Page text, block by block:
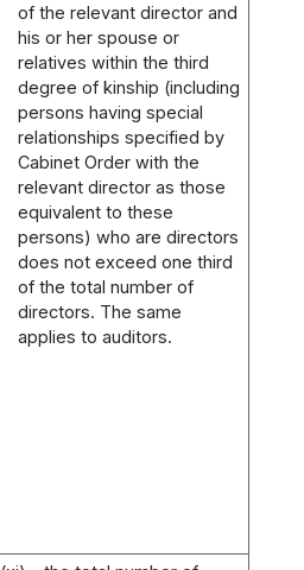
of the relevant director and
his or her spouse or
relatives within the third
degree of kinship (including
persons having special
relationships specified by
Cabinet Order with the
relevant director as those
equivalent to these
persons) who are directors
does not exceed one third
of the total number of
directors. The same
applies to auditors.